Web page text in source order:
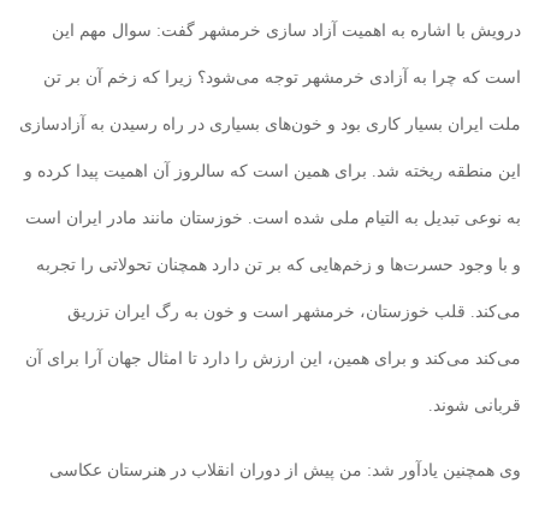
درویش با اشاره به اهمیت آزاد سازی خرمشهر گفت: سوال مهم این
است که چرا به آزادی خرمشهر توجه می‌شود؟ زیرا که زخم آن بر تن
ملت ایران بسیار کاری بود و خون‌های بسیاری در راه رسیدن به آزادسازی
این منطقه ریخته شد. برای همین است که سالروز آن اهمیت پیدا کرده و
به نوعی تبدیل به التیام ملی شده است. خوزستان مانند مادر ایران است
و با وجود حسرت‌ها و زخم‌هایی که بر تن دارد همچنان تحولاتی را تجربه
می‌کند. قلب خوزستان، خرمشهر است و خون به رگ ایران تزریق
می‌کند می‌کند و برای همین، این ارزش را دارد تا امثال جهان آرا برای آن
قربانی شوند.
وی همچنین یادآور شد: من پیش از دوران انقلاب در هنرستان عکاسی